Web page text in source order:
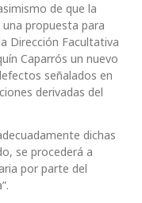
de que la
propuesta para
Dirección Facultativa
Caparrós un nuevo
señalados en
derivadas del
dichas
se procederá a
por parte del